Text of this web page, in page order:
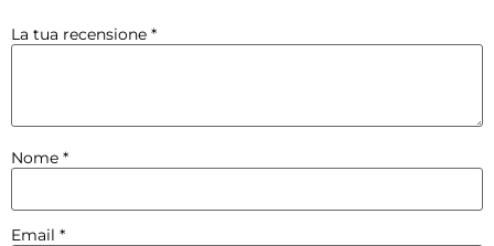
La tua recensione *
Nome *
Email *